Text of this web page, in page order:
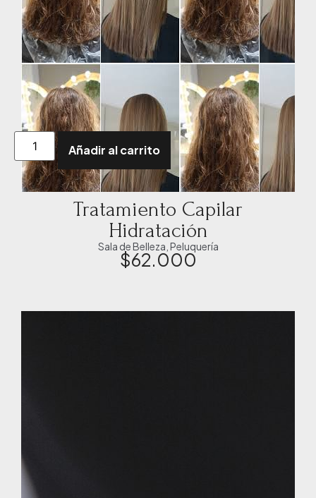
Añadir al carrito
Tratamiento Capilar
Hidratación
Sala de Belleza Peluquería
$62.000